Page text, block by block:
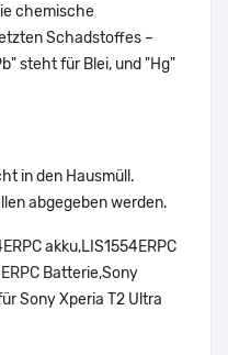
chemische
Schadstoffes –
steht für Blei, und "Hg"
in den Hausmüll.
abgegeben werden.
akku,LIS1554ERPC
Batterie,Sony
Sony Xperia T2 Ultra